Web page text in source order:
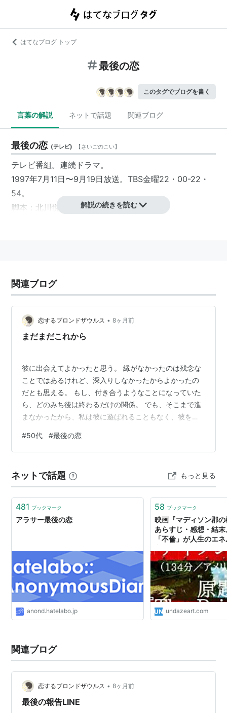
はてなブログ トップ
最後の恋
このタグでブログを書く
言葉の解説 ネットで話題 関連ブログ
最後の恋 (テレビ) 【さいごのこい】
テレビ番組。連続ドラマ。
1997年7月11日〜9月19日放送。TBS金曜22・00-22・
54。
脚本：北川悦吏子
術代のために売春をしてしまった女性の切ないラブスト
ーリー。
主題歌：小田和正「伝えたいことがあるんだ」
ドラマデータベースを参考にしました。
http://www.tvdrama-db.com/
解説の続きを読む
関連ブログ
恋するブロンドザウルス • 8ヶ月前
まだまだこれから
彼に出会えてよかったと思う。 縁がなかったのは残念な
ことではあるけれど、深入りしなかったからよかったの
だとも思える。 もし、付き合うようなことになっていた
ら、どのみち後は終わるだけの関係。 でも、そこまで進
まなかったから、私は彼に遊ばれることもなく、彼を嫌
いと嬉しい気持ちを、素敵な男性からもらえた。 いい引
き際だと思う。 そこら辺の簡単にまぐわる男と女たち、
だと思ってる。 新しい恋を探そう。 私を好きになってく
れる人を探そう。 焦ることはない。 すでに十分年は取っ
ている。 それでも老人ホームで…
#50代 #最後の恋
ネットで話題 もっと見る
481 ブックマーク
アラサー最後の恋
anond.hatelabo.jp
58 ブックマーク
映画『マディソン郡
あらすじ・感想・結
「不倫」が人生のエ
undazeart.com
関連ブログ
恋するブロンドザウルス • 8ヶ月前
最後の報告LINE